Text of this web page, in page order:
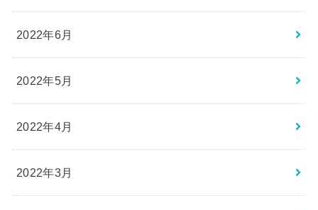
2022年6月
2022年5月
2022年4月
2022年3月